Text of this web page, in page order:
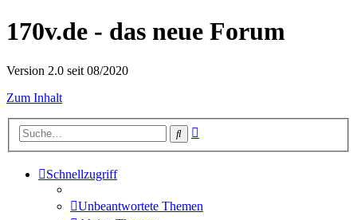
170v.de - das neue Forum
Version 2.0 seit 08/2020
Zum Inhalt
Suche
Schnellzugriff
Unbeantwortete Themen